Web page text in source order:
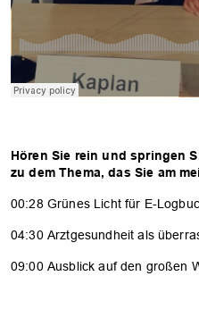
Hören Sie rein und springen
zu dem Thema, das Sie am
00:28 Grünes Licht für E-
04:30 Arztgesundheit als
09:00 Ausblick auf den großen